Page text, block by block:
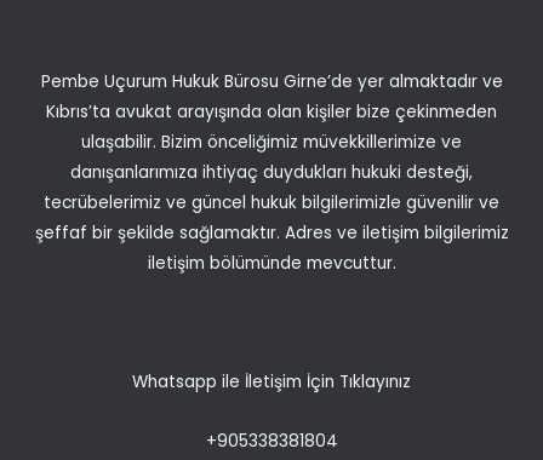
Pembe Uçurum Hukuk Bürosu Girne’de yer almaktadır ve
Kıbrıs’ta avukat arayışında olan kişiler bize çekinmeden
ulaşabilir. Bizim önceliğimiz müvekkillerimize ve
danışanlarımıza ihtiyaç duydukları hukuki desteği,
tecrübelerimiz ve güncel hukuk bilgilerimizle güvenilir ve
şeffaf bir şekilde sağlamaktır. Adres ve iletişim bilgilerimiz
iletişim bölümünde mevcuttur.
Whatsapp ile İletişim İçin Tıklayınız
+905338381804